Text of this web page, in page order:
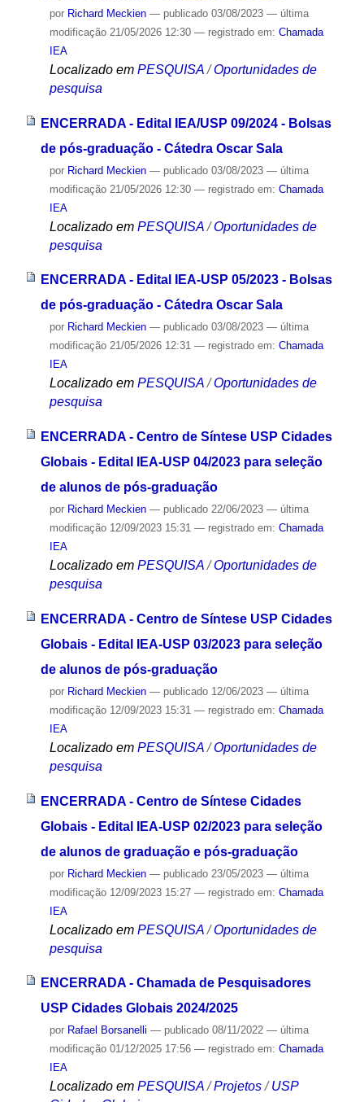
por Richard Meckien — publicado03/08/2023 — última
modificação21/05/2026 12:30 — registrado em: Chamada
IEA
Localizado em PESQUISA /Oportunidades de
pesquisa
ENCERRADA - Edital IEA/USP 09/2024 - Bolsas
de pós-graduação - Cátedra Oscar Sala
por Richard Meckien — publicado03/08/2023 — última
modificação21/05/2026 12:30 — registrado em: Chamada
IEA
Localizado em PESQUISA /Oportunidades de
pesquisa
ENCERRADA - Edital IEA-USP 05/2023 - Bolsas
de pós-graduação - Cátedra Oscar Sala
por Richard Meckien — publicado03/08/2023 — última
modificação21/05/2026 12:31 — registrado em: Chamada
IEA
Localizado em PESQUISA /Oportunidades de
pesquisa
ENCERRADA - Centro de Síntese USP Cidades
Globais - Edital IEA-USP 04/2023 para seleção
de alunos de pós-graduação
por Richard Meckien — publicado22/06/2023 — última
modificação12/09/2023 15:31 — registrado em: Chamada
IEA
Localizado em PESQUISA /Oportunidades de
pesquisa
ENCERRADA - Centro de Síntese USP Cidades
Globais - Edital IEA-USP 03/2023 para seleção
de alunos de pós-graduação
por Richard Meckien — publicado12/06/2023 — última
modificação12/09/2023 15:31 — registrado em: Chamada
IEA
Localizado em PESQUISA /Oportunidades de
pesquisa
ENCERRADA - Centro de Síntese Cidades
Globais - Edital IEA-USP 02/2023 para seleção
de alunos de graduação e pós-graduação
por Richard Meckien — publicado23/05/2023 — última
modificação12/09/2023 15:27 — registrado em: Chamada
IEA
Localizado em PESQUISA /Oportunidades de
pesquisa
ENCERRADA - Chamada de Pesquisadores
USP Cidades Globais 2024/2025
por Rafael Borsanelli — publicado08/11/2022 — última
modificação01/12/2025 17:56 — registrado em: Chamada
IEA
Localizado em PESQUISA /Projetos/USP